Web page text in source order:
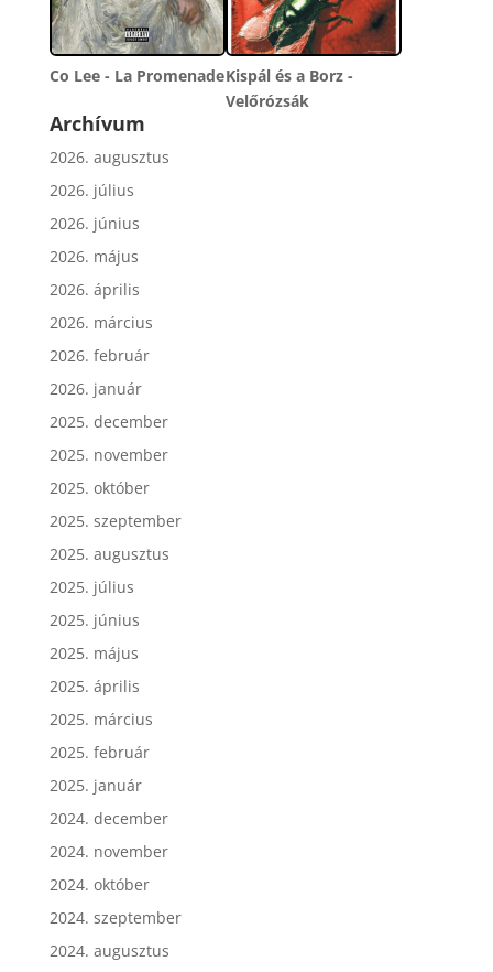
Co Lee - La PromenadeKispál és a Borz -
Velőrózsák
Archívum
2026. augusztus
2026. július
2026. június
2026. május
2026. április
2026. március
2026. február
2026. január
2025. december
2025. november
2025. október
2025. szeptember
2025. augusztus
2025. július
2025. június
2025. május
2025. április
2025. március
2025. február
2025. január
2024. december
2024. november
2024. október
2024. szeptember
2024. augusztus